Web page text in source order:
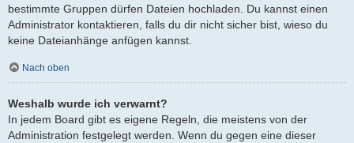
bestimmte Gruppen dürfen Dateien hochladen. Du kannst einen
Administrator kontaktieren, falls du dir nicht sicher bist, wieso du
keine Dateianhänge anfügen kannst.
Nach oben
Weshalb wurde ich verwarnt?
In jedem Board gibt es eigene Regeln, die meistens von der
Administration festgelegt werden. Wenn du gegen eine dieser